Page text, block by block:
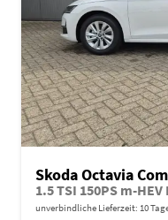
Skoda Octavia
unverbindliche Lieferzeit: 10